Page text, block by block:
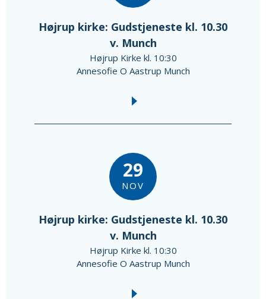
Højrup kirke: Gudstjeneste kl. 10.30
v. Munch
Højrup Kirke kl. 10:30
Annesofie O Aastrup Munch
29
NOV
Højrup kirke: Gudstjeneste kl. 10.30
v. Munch
Højrup Kirke kl. 10:30
Annesofie O Aastrup Munch